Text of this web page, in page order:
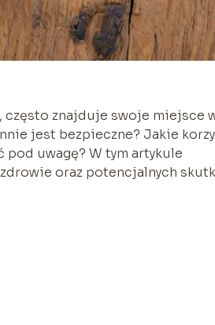
często znajduje swoje miejsce
jest bezpieczne? Jakie
pod uwagę? W tym artykule
oraz potencjalnych